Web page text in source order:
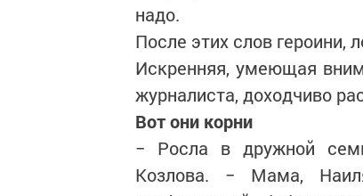
надо.
После этих слов героини,
Искренняя, умеющая
журналиста, доходчиво
Вот они корни
− Росла в дружной
Козлова. − Мама,